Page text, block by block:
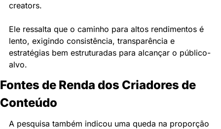
creators.
Ele ressalta que o caminho para altos rendimentos é
lento, exigindo consistência, transparência e
estratégias bem estruturadas para alcançar o público-
alvo.
Fontes de Renda dos Criadores de
Conteúdo
A pesquisa também indicou uma queda na proporção